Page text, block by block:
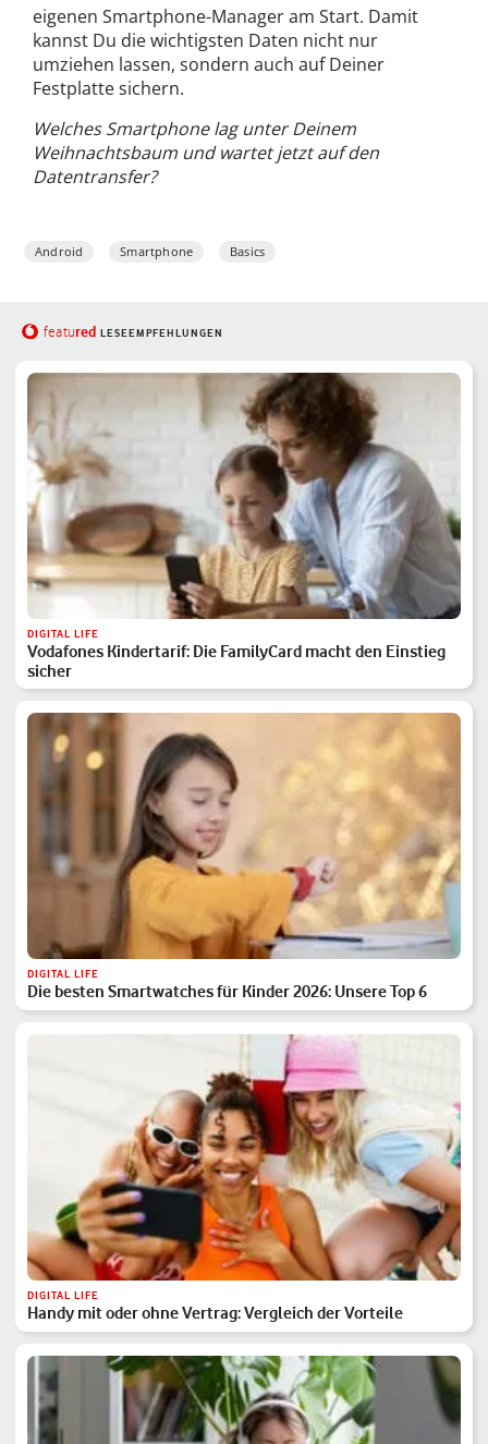
eigenen Smartphone-Manager am Start. Damit
kannst Du die wichtigsten Daten nicht nur
umziehen lassen, sondern auch auf Deiner
Festplatte sichern.
Welches Smartphone lag unter Deinem
Weihnachtsbaum und wartet jetzt auf den
Datentransfer?
Android Smartphone Basics
featured LESEEMPFEHLUNGEN
DIGITAL LIFE
Vodafones Kindertarif: Die FamilyCard macht den Einstieg
sicher
DIGITAL LIFE
Die besten Smartwatches für Kinder 2026: Unsere Top 6
DIGITAL LIFE
Handy mit oder ohne Vertrag: Vergleich der Vorteile